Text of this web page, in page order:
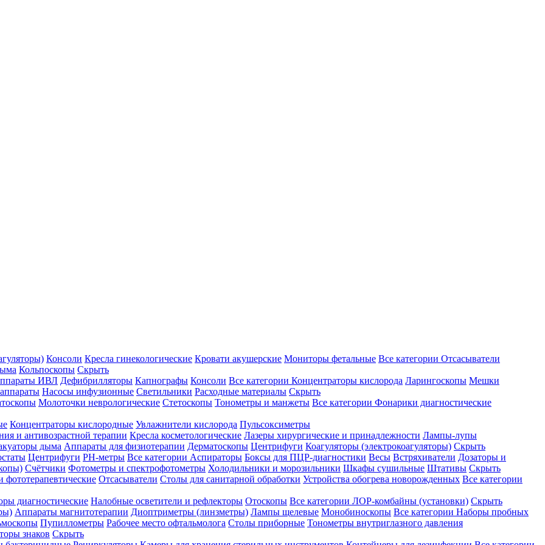
Консоли Кресла гинекологические Кровати акушерские Мониторы фетальные Все категории Отсасыватели
Кольпоскопы Скрыть
ИВЛ Дефибрилляторы Капнографы Консоли Все категории Концентраторы кислорода Ларингоскопы Мешки
Насосы инфузионные Светильники Расходные материалы Скрыть
Молоточки неврологические Стетоскопы Тонометры и манжеты Все категории Фонарики диагностические
Концентраторы кислородные Увлажнители кислорода Пульсоксиметры
и антивозрастной терапии Кресла косметологические Лазеры хирургические и принадлежности Лампы-лупы
дыма Аппараты для физиотерапии Дерматоскопы Центрифуги Коагуляторы (электрокоагуляторы) Скрыть
Центрифуги PH-метры Все категории Аспираторы Боксы для ПЦР-диагностики Весы Встряхиватели Дозаторы и
Счётчики Фотометры и спектрофотометры Холодильники и морозильники Шкафы сушильные Штативы Скрыть
фототерапевтические Отсасыватели Столы для санитарной обработки Устройства обогрева новорожденных Все категории
диагностические Налобные осветители и рефлекторы Отоскопы Все категории ЛОР-комбайны (установки) Скрыть
Аппараты магнитотерапии Диоптриметры (линзметры) Лампы щелевые Монобиноскопы Все категории Наборы пробных
Пупиллометры Рабочее место офтальмолога Столы приборные Тонометры внутриглазного давления
знаков Скрыть